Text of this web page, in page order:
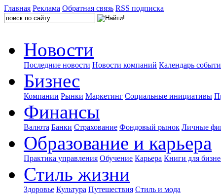
Главная Реклама Обратная связь RSS подписка
Новости
Последние новости Новости компаний Календарь
Бизнес
Компании Рынки Маркетинг Социальные инициативы
Финансы
Валюта Банки Страхование Фондовый рынок Личные
Образование и карьера
Практика управления Обучение Карьера Книги для
Стиль жизни
Здоровье Культура Путешествия Стиль и мода